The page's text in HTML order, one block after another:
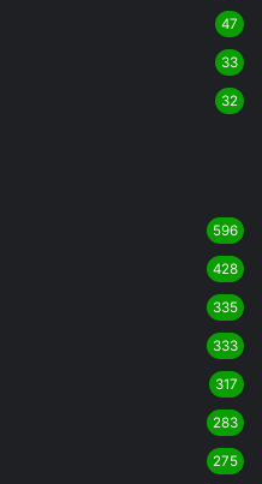
47
33
32
596
428
335
333
317
283
275